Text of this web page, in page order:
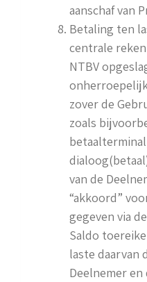
aanschaf van
Betaling ten
centrale
NTBV
zover de
zoals
van de
“akkoord”
gegeven via
Saldo
laste daarvan
Deelnemer